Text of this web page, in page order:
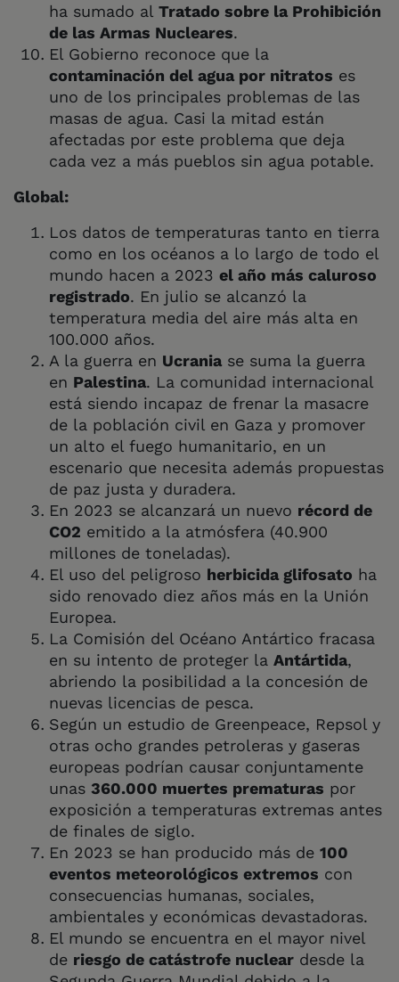
ha sumado al Tratado sobre la Prohibición
de las Armas Nucleares.
El Gobierno reconoce que la
contaminación del agua por nitratos es
uno de los principales problemas de las
masas de agua. Casi la mitad están
afectadas por este problema que deja
cada vez a más pueblos sin agua potable.
Global:
Los datos de temperaturas tanto en tierra
como en los océanos a lo largo de todo el
mundo hacen a 2023 el año más caluroso
registrado. En julio se alcanzó la
temperatura media del aire más alta en
100.000 años.
A la guerra en Ucrania se suma la guerra
en Palestina. La comunidad internacional
está siendo incapaz de frenar la masacre
de la población civil en Gaza y promover
un alto el fuego humanitario, en un
escenario que necesita además propuestas
de paz justa y duradera.
En 2023 se alcanzará un nuevo récord de
CO2 emitido a la atmósfera (40.900
millones de toneladas).
El uso del peligroso herbicida glifosato ha
sido renovado diez años más en la Unión
Europea.
La Comisión del Océano Antártico fracasa
en su intento de proteger la Antártida,
abriendo la posibilidad a la concesión de
nuevas licencias de pesca.
Según un estudio de Greenpeace, Repsol y
otras ocho grandes petroleras y gaseras
europeas podrían causar conjuntamente
unas 360.000 muertes prematuras por
exposición a temperaturas extremas antes
de finales de siglo.
En 2023 se han producido más de 100
eventos meteorológicos extremos con
consecuencias humanas, sociales,
ambientales y económicas devastadoras.
El mundo se encuentra en el mayor nivel
de riesgo de catástrofe nuclear desde la